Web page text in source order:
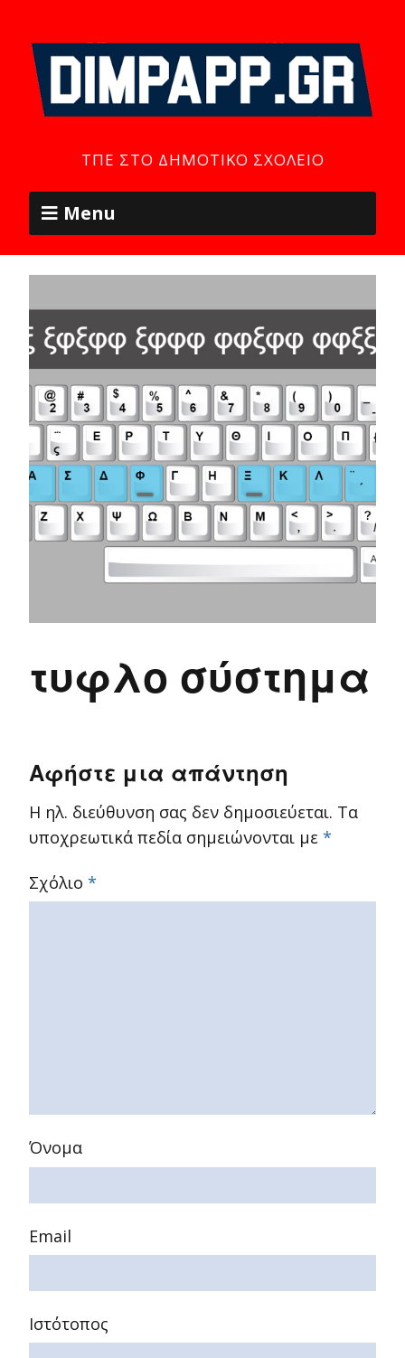
ΤΠΕ ΣΤΟ ΔΗΜΟΤΙΚΌ ΣΧΟΛΕΊΟ
Menu
τυφλο σύστημα
Αφήστε μια απάντηση
Η ηλ. διεύθυνση σας δεν δημοσιεύεται. Τα
υποχρεωτικά πεδία σημειώνονται με *
Σχόλιο *
Όνομα
Email
Ιστότοπος